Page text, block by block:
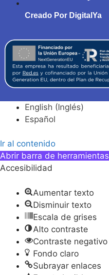
Creado Por DigitalYa
English (Inglés)
Español
Ir al contenido
Abrir barra de herramientas
Accesibilidad
Aumentar texto
Disminuir texto
Escala de grises
Alto contraste
Contraste negativo
Fondo claro
Subrayar enlaces